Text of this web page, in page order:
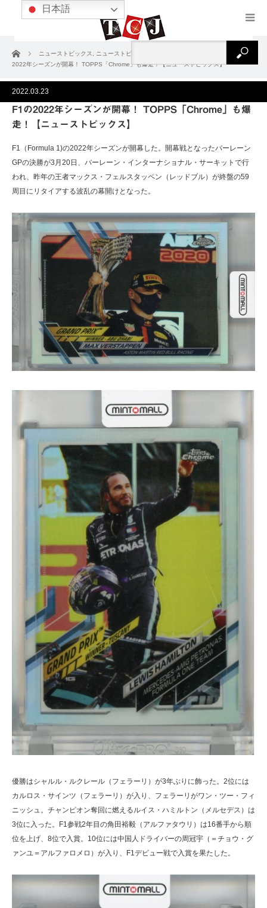
ホーム ニューストピックス ニューストピックス2022
F1の
2022年シーズンが開幕！ TOPPS「Chrome」も爆走！【ニューストピックス】
2022.03.23
F1の2022年シーズンが開幕！ TOPPS「Chrome」も爆
走！【ニューストピックス】
F1（Formula 1)の2022年シーズンが開幕した。開幕戦となったバーレーン
GPの決勝が3月20日、バーレーン・インターナショナル・サーキットで行
われ、昨年の王者マックス・フェルスタッペン（レッドブル）が終盤の59
周目にリタイアする波乱の幕開けとなった。
優勝はシャルル・ルクレール（フェラーリ）が3年ぶりに飾った。2位には
カルロス・サインツ（フェラーリ）が入り、フェラーリがワン・ツー・フィ
ニッシュ。チャンピオン奪回に燃えるルイス・ハミルトン（メルセデス）は
3位に入った。F1参戦2年目の角田裕毅（アルファタウリ）は16番手から順
位を上げ、8位で入賞。10位には中国人ドライバーの周冠宇（＝チョウ・グ
ァンユ＝アルファロメロ）が入り、F1デビュー戦で入賞を果たした。
日本語